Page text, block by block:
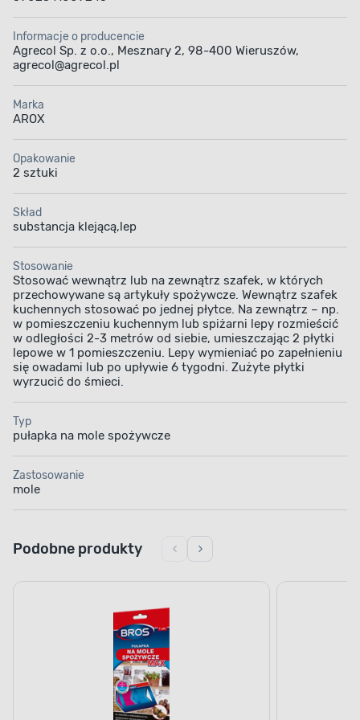
Informacje o producencie
Agrecol Sp. z o.o., Mesznary 2, 98-400 Wieruszów,
agrecol@agrecol.pl
Marka
AROX
Opakowanie
2 sztuki
Skład
substancja klejącą,lep
Stosowanie
Stosować wewnątrz lub na zewnątrz szafek, w których
przechowywane są artykuły spożywcze. Wewnątrz szafek
kuchennych stosować po jednej płytce. Na zewnątrz – np.
w pomieszczeniu kuchennym lub spiżarni lepy rozmieścić
w odległości 2-3 metrów od siebie, umieszczając 2 płytki
lepowe w 1 pomieszczeniu. Lepy wymieniać po zapełnieniu
się owadami lub po upływie 6 tygodni. Zużyte płytki
wyrzucić do śmieci.
Typ
pułapka na mole spożywcze
Zastosowanie
mole
Podobne produkty